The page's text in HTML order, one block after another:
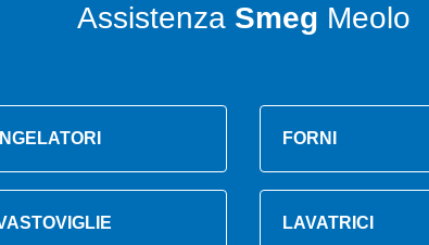
Assistenza Smeg Meolo
FORNI
LAVATRICI